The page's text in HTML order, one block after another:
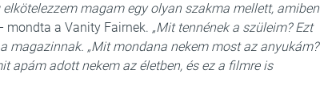
magam egy olyan szakma mellett, amiben
mondta a Vanity Fairnek. „Mit tennének a szüleim? Ezt
magazinnak. „Mit mondana nekem most az anyukám?
apám adott nekem az életben, és ez a filmre is